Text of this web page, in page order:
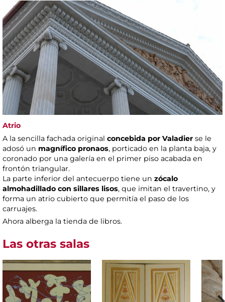
Atrio
A la sencilla fachada original concebida por Valadier se le
adosó un magnífico pronaos, porticado en la planta baja, y
coronado por una galería en el primer piso acabada en
frontón triangular.
La parte inferior del antecuerpo tiene un zócalo
almohadillado con sillares lisos, que imitan el travertino, y
forma un atrio cubierto que permitía el paso de los
carruajes.
Ahora alberga la tienda de libros.
Las otras salas